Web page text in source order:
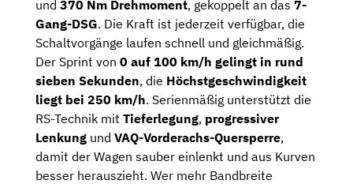
und 370 Nm Drehmoment, gekoppelt an das 7-
Gang-DSG. Die Kraft ist jederzeit verfügbar, die
Schaltvorgänge laufen schnell und gleichmäßig.
Der Sprint von 0 auf 100 km/h gelingt in rund
sieben Sekunden, die Höchstgeschwindigkeit
liegt bei 250 km/h. Serienmäßig unterstützt die
RS-Technik mit Tieferlegung, progressiver
Lenkung und VAQ-Vorderachs-Quersperre,
damit der Wagen sauber einlenkt und aus Kurven
besser herauszieht. Wer mehr Bandbreite